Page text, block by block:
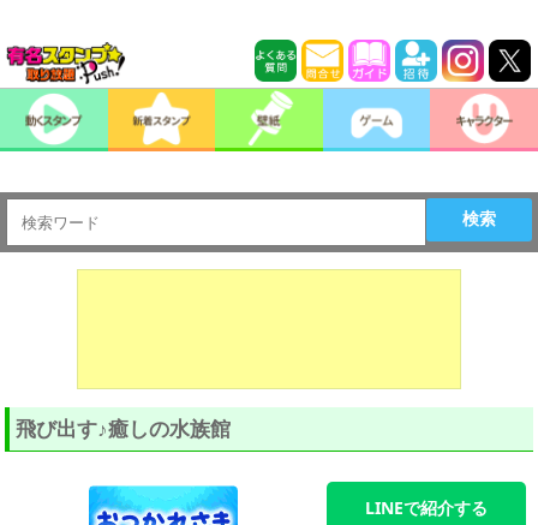
検索
飛び出す♪癒しの水族館
LINEで紹介する